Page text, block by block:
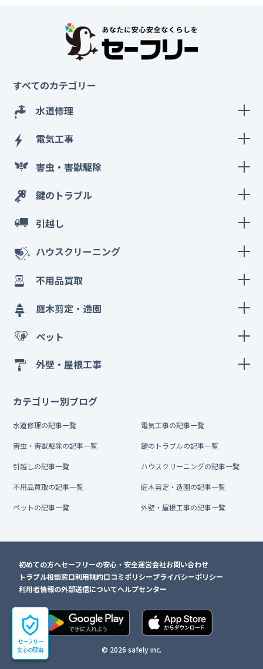
セーフリー
安心の理由
すべてのカテゴリー
水道修理
電気工事
害虫・害獣駆除
鍵のトラブル
引越し
ハウスクリーニング
不用品買取
庭木剪定・造園
ペット
外壁・屋根工事
カテゴリー別ブログ
水道修理の記事一覧 電気工事の記事一覧
害虫・害獣駆除の記事一覧 鍵のトラブルの記事一覧
引越しの記事一覧 ハウスクリーニングの記事一覧
不用品買取の記事一覧 庭木剪定・造園の記事一覧
ペットの記事一覧 外壁・屋根工事の記事一覧
初めての方へセーフリーの安心・安全運営会社お問い合わせ
トラブル相談窓口利用規約口コミポリシープライバシーポリシー
利用者情報の外部送信についてヘルプセンター
© 2026 safely inc.